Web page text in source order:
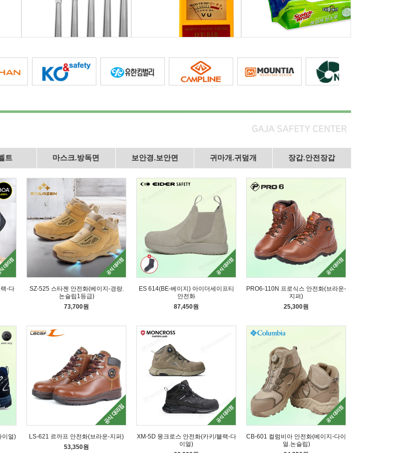
트 마스크.방독면 보안경.보안면 귀마개.귀덮개 장갑.안전장갑
-다
SZ-525 스타젠 안전화(베이지-경량.
논슬립1등급)
73,700원
ES 614(BE-베이지) 아이더세이프티
안전화
87,450원
PRO6-110N 프로식스 안전화(브라운-
지퍼)
25,300원
이얼)
LS-621 르까프 안전화(브라운-지퍼)
53,350원
XM-5D 몽크로스 안전화(카키/블랙-다
이얼)
CB-601 컬럼비아 안전화(베이지-다이
얼.논슬립)